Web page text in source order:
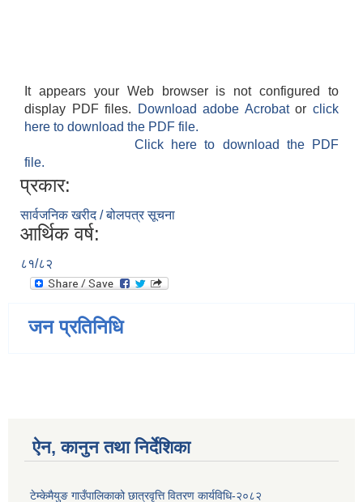
It appears your Web browser is not configured to
display PDF files.
Download adobe Acrobatorclick
here to download the PDF file.
Click here to download the PDF
file.
प्रकार:
सार्वजनिक खरीद / बोलपत्र सूचना
आर्थिक वर्ष:
८१/८२
जन प्रतिनिधि
ऐन, कानुन तथा निर्देशिका
टेम्केमैयुङ गाउँपालिकाको छात्रवृत्ति वितरण कार्यविधि-२०८२